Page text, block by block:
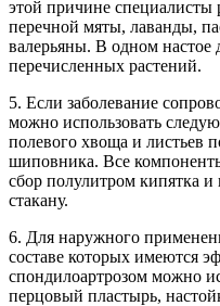
этой причине специалисты
перечной мяты, лаванды,
валерьяны. В одном настое
перечисленных растений.
5. Если заболевание
можно использовать
полевого хвоща и листьев
шиповника. Все
сбор полулитром кипятка
стакану.
6. Для наружного
составе которых имеются
спондилоартрозом можно
перцовый пластырь,